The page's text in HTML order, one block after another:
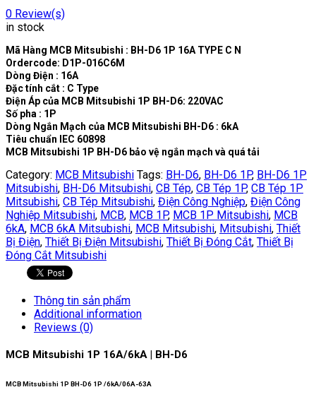
0 Review(s)
in stock
Mã Hàng MCB Mitsubishi : BH-D6 1P 16A TYPE C N
Ordercode: D1P-016C6M
Dòng Điện : 16A
Đặc tính cắt : C Type
Điện Áp của MCB Mitsubishi 1P BH-D6: 220VAC
Số pha : 1P
Dòng Ngắn Mạch của MCB Mitsubishi BH-D6 : 6kA
Tiêu chuẩn IEC 60898
MCB Mitsubishi 1P BH-D6 bảo vệ ngắn mạch và quá tải
Category: MCB Mitsubishi Tags: BH-D6, BH-D6 1P, BH-D6 1P
Mitsubishi, BH-D6 Mitsubishi, CB Tép, CB Tép 1P, CB Tép 1P
Mitsubishi, CB Tép Mitsubishi, Điện Công Nghiệp, Điện Công
Nghiệp Mitsubishi, MCB, MCB 1P, MCB 1P Mitsubishi, MCB
6kA, MCB 6kA Mitsubishi, MCB Mitsubishi, Mitsubishi, Thiết
Bị Điện, Thiết Bị Điện Mitsubishi, Thiết Bị Đóng Cắt, Thiết Bị
Đóng Cắt Mitsubishi
Thông tin sản phẩm
Additional information
Reviews (0)
MCB Mitsubishi 1P 16A/6kA | BH-D6
MCB Mitsubishi 1P BH-D6 1P /6kA/06A-63A